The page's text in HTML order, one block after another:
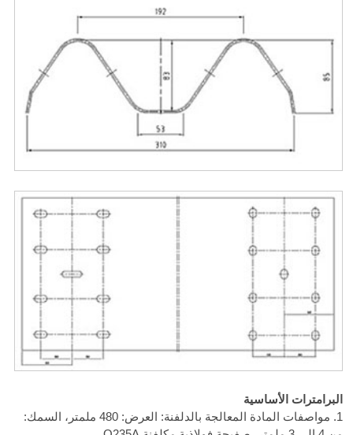
البرامترات الأساسية
1. مواصفات المادة المعالجة بالدلفنة: العرض: 480 ملمتر، السمك: